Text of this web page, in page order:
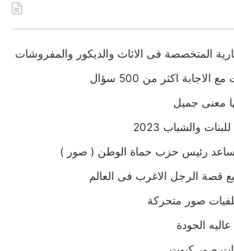
المتخصصة فى الاثاث والديكور والمفروشات
اكثر من 500 سؤال
معنى جميل
والشباب 2023
رئيس حزب حماة الوطن ( صور )
قصة الرجل الاغرب فى العالم
صور متحركة
الجودة